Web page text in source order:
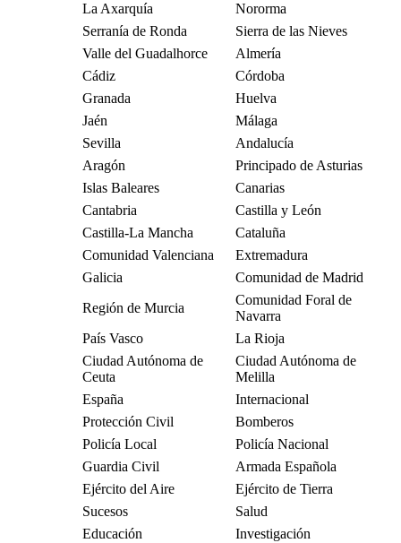
La Axarquía
Nororma
Serranía de Ronda
Sierra de las Nieves
Valle del Guadalhorce
Almería
Cádiz
Córdoba
Granada
Huelva
Jaén
Málaga
Sevilla
Andalucía
Aragón
Principado de Asturias
Islas Baleares
Canarias
Cantabria
Castilla y León
Castilla-La Mancha
Cataluña
Comunidad Valenciana
Extremadura
Galicia
Comunidad de Madrid
Región de Murcia
Comunidad Foral de
Navarra
País Vasco
La Rioja
Ciudad Autónoma de
Ceuta
Ciudad Autónoma de
Melilla
España
Internacional
Protección Civil
Bomberos
Policía Local
Policía Nacional
Guardia Civil
Armada Española
Ejército del Aire
Ejército de Tierra
Sucesos
Salud
Educación
Investigación